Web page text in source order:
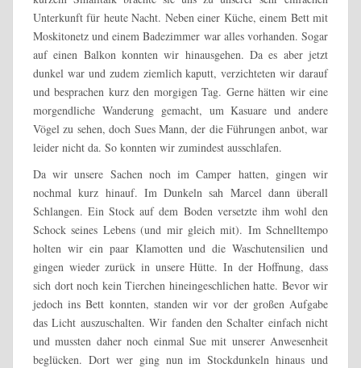
Unterkunft für heute Nacht. Neben einer Küche, einem Bett mit
Moskitonetz und einem Badezimmer war alles vorhanden. Sogar
auf einen Balkon konnten wir hinausgehen. Da es aber jetzt
dunkel war und zudem ziemlich kaputt, verzichteten wir darauf
und besprachen kurz den morgigen Tag. Gerne hätten wir eine
morgendliche Wanderung gemacht, um Kasuare und andere
Vögel zu sehen, doch Sues Mann, der die Führungen anbot, war
leider nicht da. So konnten wir zumindest ausschlafen.
Da wir unsere Sachen noch im Camper hatten, gingen wir
nochmal kurz hinauf. Im Dunkeln sah Marcel dann überall
Schlangen. Ein Stock auf dem Boden versetzte ihm wohl den
Schock seines Lebens (und mir gleich mit). Im Schnelltempo
holten wir ein paar Klamotten und die Waschutensilien und
gingen wieder zurück in unsere Hütte. In der Hoffnung, dass
sich dort noch kein Tierchen hineingeschlichen hatte. Bevor wir
jedoch ins Bett konnten, standen wir vor der großen Aufgabe
das Licht auszuschalten. Wir fanden den Schalter einfach nicht
und mussten daher noch einmal Sue mit unserer Anwesenheit
beglücken. Dort wer ging nun im Stockdunkeln hinaus und